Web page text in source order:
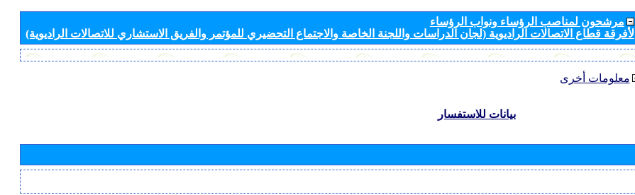
مرشحون لمناصب الرؤساء ونواب الرؤساء
لأفرقة قطاع الاتصالات الراديوية (لجان الدراسات واللجنة الخاصة والاجتماع التحضيري للمؤتمر والفريق الاستشاري للاتصالات الراديوية)
معلومات أخرى
بيانات للاستفسار